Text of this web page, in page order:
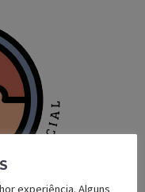
experiência. Alguns